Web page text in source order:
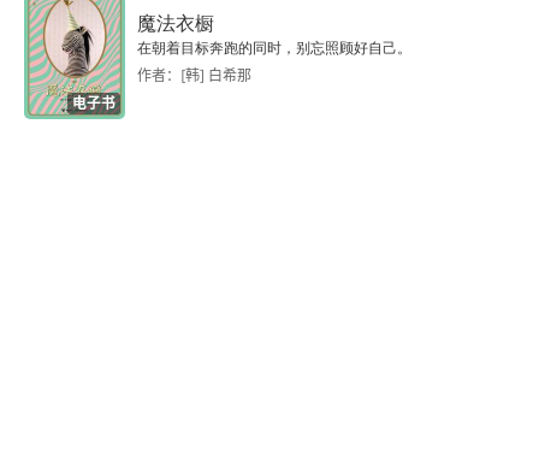
电子书
魔法衣橱
在朝着目标奔跑的同时，别忘照顾好自己。
作者：[韩] 白希那